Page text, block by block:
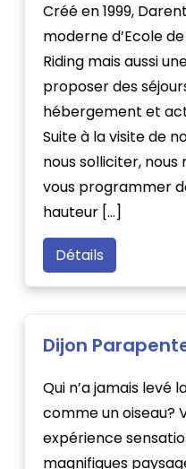
Créé en 1999,
moderne d’Ecole
Riding mais aussi
proposer des
hébergement et
Suite à la visite de
nous solliciter, nous
vous programmer
hauteur […]
Détails
Dijon
Qui n’a jamais levé
comme un oiseau?
expérience
magnifiques